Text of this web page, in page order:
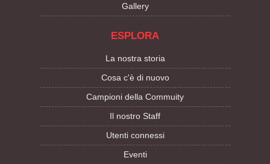
Gallery
ESPLORA
La nostra storia
Cosa c'è di nuovo
Campioni della Commuity
Il nostro Staff
Utenti connessi
Eventi